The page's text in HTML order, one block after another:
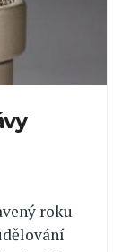
roku